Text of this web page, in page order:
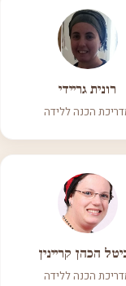
רונית גריידי
הכנה ללידה
הכהן קריינין
הכנה ללידה